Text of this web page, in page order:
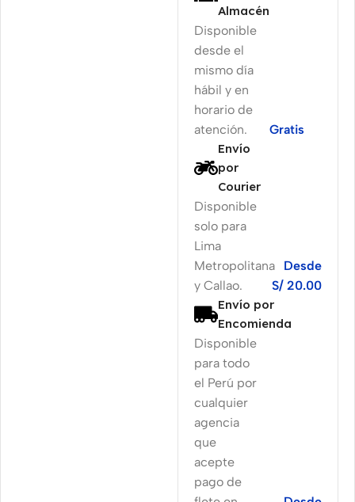
Almacén
Disponible
desde el
mismo día
hábil y en
horario de
atención.
Gratis
Envío
por
Courier
Disponible
solo para
Lima
Metropolitana
y Callao.
Desde
S/ 20.00
Envío por
Encomienda
Disponible
para todo
el Perú por
cualquier
agencia
que
acepte
pago de